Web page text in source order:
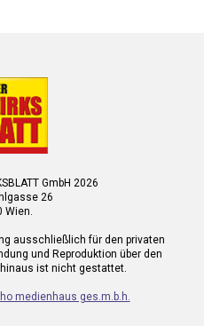
GmbH 2026
26
Wien.
ausschließlich für den privaten
und Reproduktion über den
ist nicht gestattet.
medienhaus ges.m.b.h.